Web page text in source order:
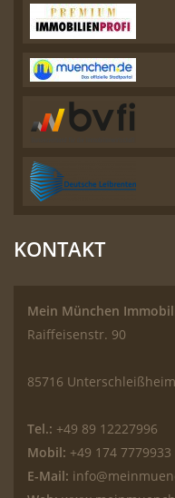
KONTAKT
Mein München
Raiffeisenstr. 90
85716 Unterschleißheim
Tel.: +49 89 12227996
Mobil: +49 174 7779933
E-Mail: